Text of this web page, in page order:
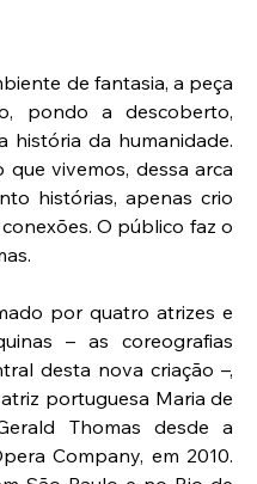
de fantasia, a peça
pondo a descoberto,
história da humanidade.
que vivemos, dessa arca
histórias, apenas crio
O público faz o
por quatro atrizes e
– as coreografias
desta nova criação –,
portuguesa Maria de
Thomas desde a
Company, em 2010.